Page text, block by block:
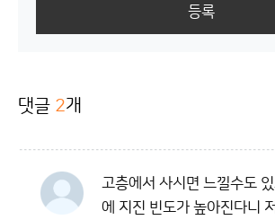
등록
댓글 2개
고층에서 사시면 느낄수도
에 지진 빈도가 높아진다니